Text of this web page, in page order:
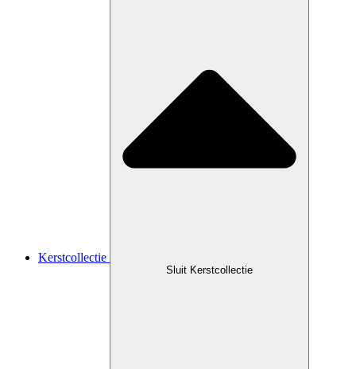
Kerstcollectie
Sluit Kerstcollectie